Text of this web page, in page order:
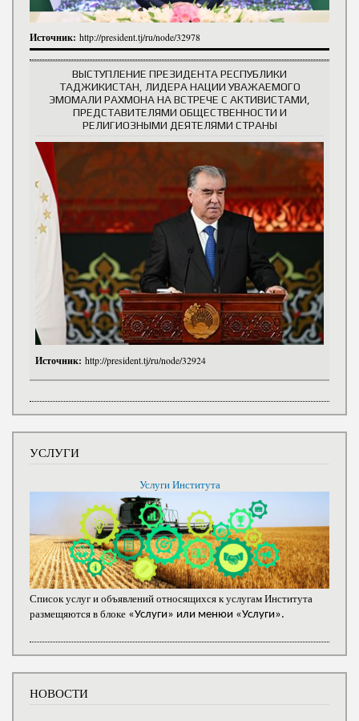
Источник: http://president.tj/ru/node/32978
ВЫСТУПЛЕНИЕ ПРЕЗИДЕНТА РЕСПУБЛИКИ
ТАДЖИКИСТАН, ЛИДЕРА НАЦИИ УВАЖАЕМОГО
ЭМОМАЛИ РАХМОНА НА ВСТРЕЧЕ С АКТИВИСТАМИ,
ПРЕДСТАВИТЕЛЯМИ ОБЩЕСТВЕННОСТИ И
РЕЛИГИОЗНЫМИ ДЕЯТЕЛЯМИ СТРАНЫ
Источник: http://president.tj/ru/node/32924
УСЛУГИ
Услуги Института
Список услуг и объявлений относящихся к услугам Института
размещяются в блоке «Услуги» или менюи «Услуги».
НОВОСТИ